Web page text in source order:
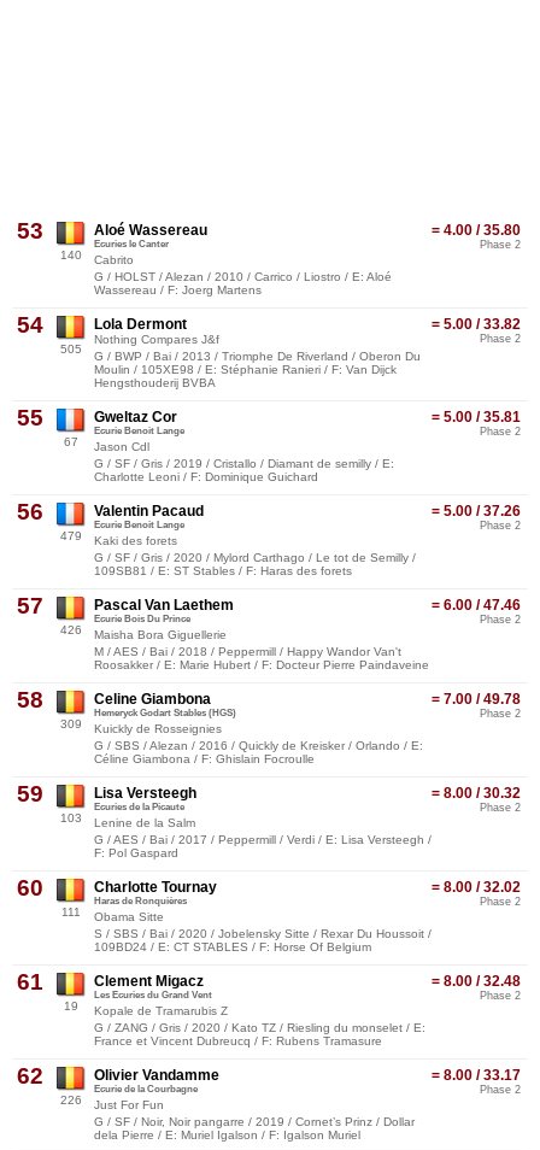
53
140
= 4.00 / 35.80
Phase 2
Aloé Wassereau
Ecuries le Canter
Cabrito
G / HOLST / Alezan / 2010 / Carrico / Liostro / E: Aloé
Wassereau / F: Joerg Martens
54
505
= 5.00 / 33.82
Phase 2
Lola Dermont
Nothing Compares J&f
G / BWP / Bai / 2013 / Triomphe De Riverland / Oberon Du
Moulin / 105XE98 / E: Stéphanie Ranieri / F: Van Dijck
Hengsthouderij BVBA
55
67
= 5.00 / 35.81
Phase 2
Gweltaz Cor
Ecurie Benoit Lange
Jason Cdl
G / SF / Gris / 2019 / Cristallo / Diamant de semilly / E:
Charlotte Leoni / F: Dominique Guichard
56
479
= 5.00 / 37.26
Phase 2
Valentin Pacaud
Ecurie Benoit Lange
Kaki des forets
G / SF / Gris / 2020 / Mylord Carthago / Le tot de Semilly /
109SB81 / E: ST Stables / F: Haras des forets
57
426
= 6.00 / 47.46
Phase 2
Pascal Van Laethem
Ecurie Bois Du Prince
Maisha Bora Giguellerie
M / AES / Bai / 2018 / Peppermill / Happy Wandor Van't
Roosakker / E: Marie Hubert / F: Docteur Pierre Paindaveine
58
309
= 7.00 / 49.78
Phase 2
Celine Giambona
Hemeryck Godart Stables (HGS)
Kuickly de Rosseignies
G / SBS / Alezan / 2016 / Quickly de Kreisker / Orlando / E:
Céline Giambona / F: Ghislain Focroulle
59
103
= 8.00 / 30.32
Phase 2
Lisa Versteegh
Ecuries de la Picaute
Lenine de la Salm
G / AES / Bai / 2017 / Peppermill / Verdi / E: Lisa Versteegh /
F: Pol Gaspard
60
111
= 8.00 / 32.02
Phase 2
Charlotte Tournay
Haras de Ronquières
Obama Sitte
S / SBS / Bai / 2020 / Jobelensky Sitte / Rexar Du Houssoit /
109BD24 / E: CT STABLES / F: Horse Of Belgium
61
19
= 8.00 / 32.48
Phase 2
Clement Migacz
Les Ecuries du Grand Vent
Kopale de Tramarubis Z
G / ZANG / Gris / 2020 / Kato TZ / Riesling du monselet / E:
France et Vincent Dubreucq / F: Rubens Tramasure
62
226
= 8.00 / 33.17
Phase 2
Olivier Vandamme
Ecurie de la Courbagne
Just For Fun
G / SF / Noir, Noir pangarre / 2019 / Cornet’s Prinz / Dollar
dela Pierre / E: Muriel Igalson / F: Igalson Muriel